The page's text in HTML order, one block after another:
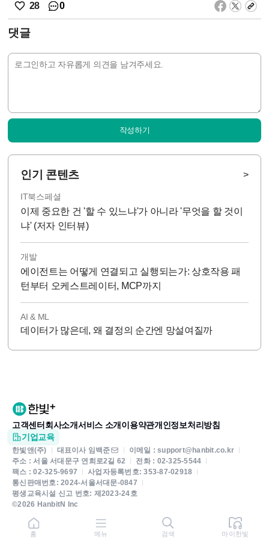
홈 메뉴 검색 마이한빛
28 0
댓글
작성하기
인기 콘텐츠 >
IT북스페셜
이제 중요한 건 '할 수 있느냐'가 아니라 '무엇을 할 것이
냐' (저자 인터뷰)
개발
에이전트는 어떻게 연결되고 실행되는가: 상호작용 패
턴부터 오케스트레이터, MCP까지
AI & ML
데이터가 많은데, 왜 결정의 순간엔 망설여질까
고객센터 회사소개서비스 소개 이용약관개인정보처리방침
기업교육
한빛앤(주) 대표이사 임백준
이메일 : support@hanbit.co.kr
주소 : 서울 서대문구 연희로2길 62
전화 : 02-325-5544
팩스 : 02-325-9697
사업자등록번호: 353-87-02918
통신판매번호: 2024-서울서대문-0847
평생교육시설 신고 번호: 제2023-24호
©2026 HanbitN Inc